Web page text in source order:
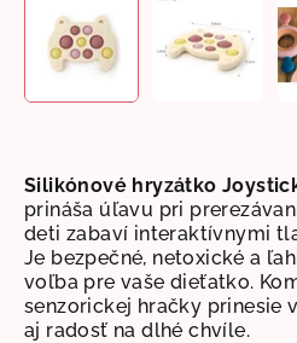
Silikónové hryzátko
prináša úľavu pri
deti zabaví interaktívnymi
Je bezpečné, netoxické a
voľba pre vaše dieťatko.
senzorickej hračky prinesie
aj radosť na dlhé chvíle.